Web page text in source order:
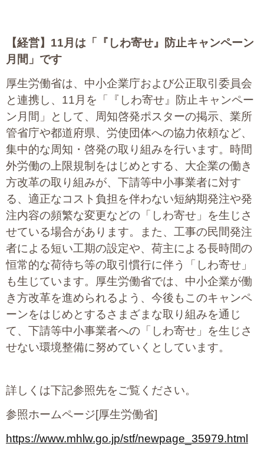
【経営】 11月は「『しわ寄せ』防止キャンペーン
月間」です
厚生労働省は、中小企業庁および公正取引委員会
と連携し、11月を「『しわ寄せ』防止キャンペー
ン月間」として、周知啓発ポスターの掲示、業所
管省庁や都道府県、労使団体への協力依頼など、
集中的な周知・啓発の取り組みを行います。時間
外労働の上限規制をはじめとする、大企業の働き
方改革の取り組みが、下請等中小事業者に対す
る、適正なコスト負担を伴わない短納期発注や発
注内容の頻繁な変更などの「しわ寄せ」を生じさ
せている場合があります。また、工事の民間発注
者による短い工期の設定や、荷主による長時間の
恒常的な荷待ち等の取引慣行に伴う「しわ寄せ」
も生じています。厚生労働省では、中小企業が働
き方改革を進められるよう、今後もこのキャンペ
ーンをはじめとするさまざまな取り組みを通じ
て、下請等中小事業者への「しわ寄せ」を生じさ
せない環境整備に努めていくとしています。
詳しくは下記参照先をご覧ください。
参照ホームページ[厚生労働省]
https://www.mhlw.go.jp/stf/newpage_35979.html